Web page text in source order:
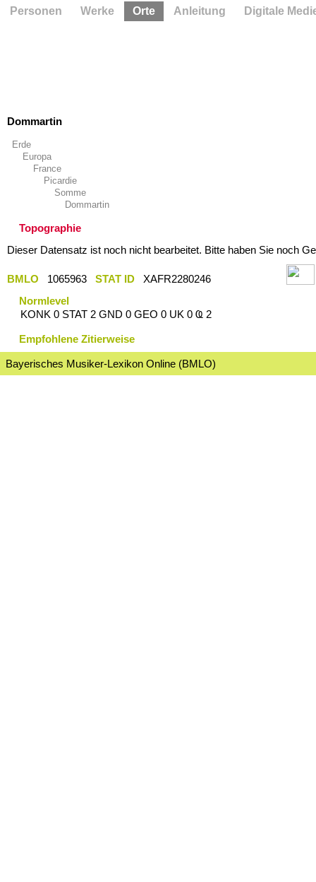
Dommartin
Erde
Europa
France
Picardie
Somme
Dommartin
Topographie
Dieser Datensatz ist noch nicht bearbeitet. Bitte haben Sie noch
BMLO 1065963 STAT ID
XAFR2280246
Normlevel
KONK 0 STAT 2 GND 0 GEO 0 UK 0 Ҩ 2
Empfohlene Zitierweise
Bayerisches Musiker-Lexikon Online (BMLO)
Personen Werke Orte Anleitung Digitale